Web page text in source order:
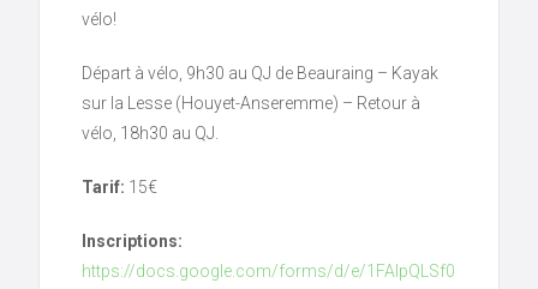
vélo!
Départ à vélo, 9h30 au QJ de Beauraing – Kayak
sur la Lesse (Houyet-Anseremme) – Retour à
vélo, 18h30 au QJ.
Tarif: 15€
Inscriptions:
https://docs.google.com/forms/d/e/1FAIpQLSf0